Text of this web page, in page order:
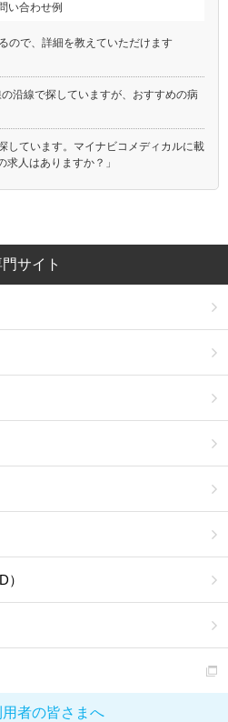
い合わせ例
ので、詳細を教えていただけます
沿線で探していますが、おすすめの病
しています。マイナビコメディカルに載
人はありますか？」
サイト
者の皆さまへ